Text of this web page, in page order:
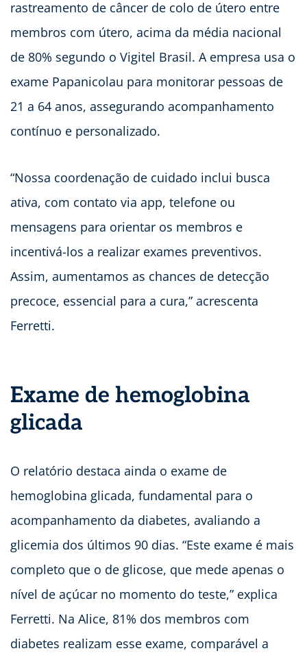
rastreamento de câncer de colo de útero entre
membros com útero, acima da média nacional
de 80% segundo o Vigitel Brasil. A empresa usa o
exame Papanicolau para monitorar pessoas de
21 a 64 anos, assegurando acompanhamento
contínuo e personalizado.
“Nossa coordenação de cuidado inclui busca
ativa, com contato via app, telefone ou
mensagens para orientar os membros e
incentivá-los a realizar exames preventivos.
Assim, aumentamos as chances de detecção
precoce, essencial para a cura,” acrescenta
Ferretti.
Exame de hemoglobina
glicada
O relatório destaca ainda o exame de
hemoglobina glicada, fundamental para o
acompanhamento da diabetes, avaliando a
glicemia dos últimos 90 dias. “Este exame é mais
completo que o de glicose, que mede apenas o
nível de açúcar no momento do teste,” explica
Ferretti. Na Alice, 81% dos membros com
diabetes realizam esse exame, comparável a